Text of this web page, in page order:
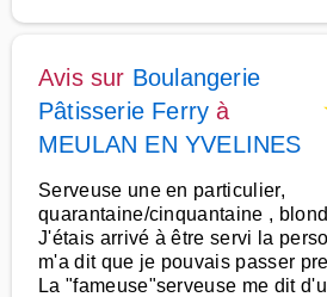
Avis sur Boulangerie
Pâtisserie Ferry à
MEULAN EN YVELINES
Serveuse une en particulier,
quarantaine/cinquantaine ,
J'étais arrivé à être servi la
m'a dit que je pouvais passer
La "fameuse"serveuse me dit